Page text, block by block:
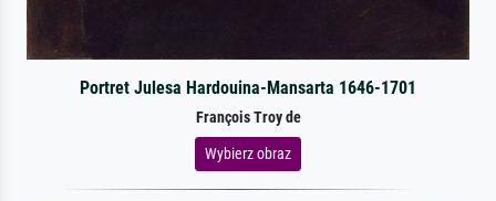
Portret Julesa Hardouina-Mansarta 1646-1701
François Troy de
Wybierz obraz